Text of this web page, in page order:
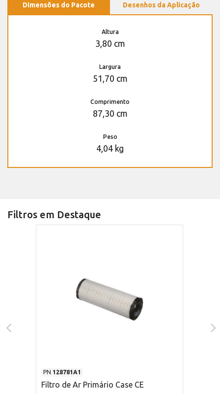
Dimensões do Pacote Desenhos da Aplicação
Altura
3,80 cm
Largura
51,70 cm
Comprimento
87,30 cm
Peso
4,04 kg
Filtros em Destaque
PN 128781A1
Filtro de Ar Primário Case CE